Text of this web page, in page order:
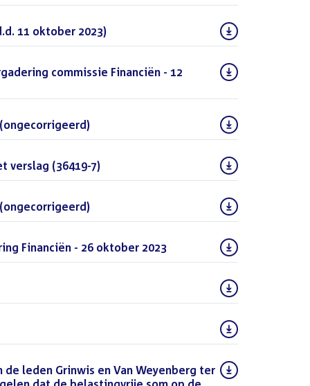
11 oktober 2023)
commissie Financiën - 12
verslag (36419-7)
Financiën - 26 oktober 2023
leden Grinwis en Van Weyenberg ter